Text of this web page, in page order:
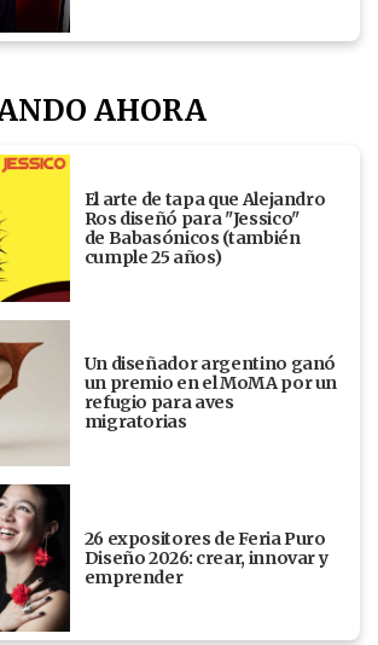
AHORA
El arte de tapa que Alejandro
Ros diseñó para "Jessico"
de Babasónicos (también
cumple 25 años)
Un diseñador argentino ganó
un premio en el MoMA por un
refugio para aves
migratorias
26 expositores de Feria Puro
Diseño 2026: crear, innovar y
emprender